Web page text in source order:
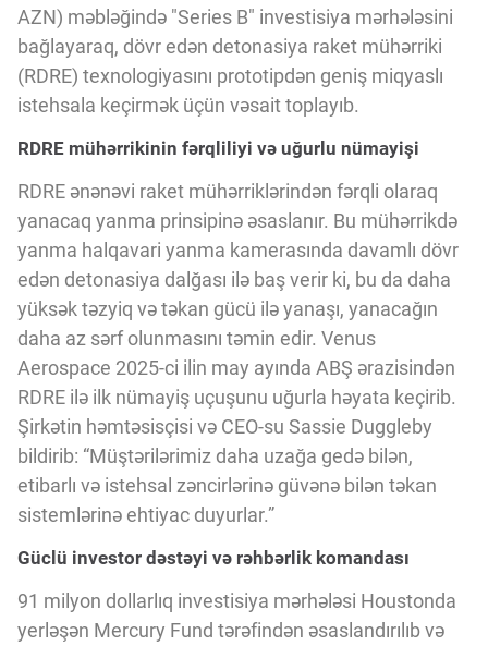
MƏXFİLİK SİYASƏTİ
Haqqımızda
Vizyoner Baxışı
Innovasiya Bələdçisi
Gələcəyin Təhlili
Podkastlar
AZN) məbləğində "Series B" investisiya mərhələsini
bağlayaraq, dövr edən detonasiya raket mühərriki
(RDRE) texnologiyasını prototipdən geniş miqyaslı
istehsala keçirmək üçün vəsait toplayıb.
RDRE mühərrikinin fərqliliyi və uğurlu nümayişi
RDRE ənənəvi raket mühərriklərindən fərqli olaraq
yanacaq yanma prinsipinə əsaslanır. Bu mühərrikdə
yanma halqavari yanma kamerasında davamlı dövr
edən detonasiya dalğası ilə baş verir ki, bu da daha
yüksək təzyiq və təkan gücü ilə yanaşı, yanacağın
daha az sərf olunmasını təmin edir. Venus
Aerospace 2025-ci ilin may ayında ABŞ ərazisindən
RDRE ilə ilk nümayiş uçuşunu uğurla həyata keçirib.
Şirkətin həmtəsisçisi və CEO-su Sassie Duggleby
bildirib: “Müştərilərimiz daha uzağa gedə bilən,
etibarlı və istehsal zəncirlərinə güvənə bilən təkan
sistemlərinə ehtiyac duyurlar.”
Güclü investor dəstəyi və rəhbərlik komandası
91 milyon dollarlıq investisiya mərhələsi Houstonda
yerləşən Mercury Fund tərəfindən əsaslandırılıb və